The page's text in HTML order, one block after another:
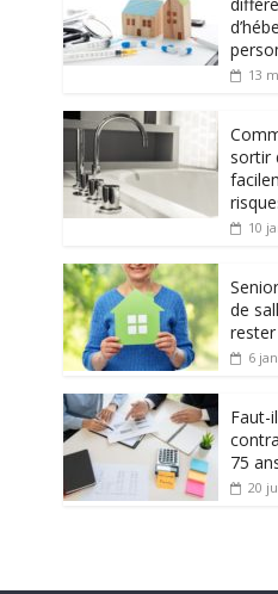
13
sortir
10
de
6
Faut-
75
20